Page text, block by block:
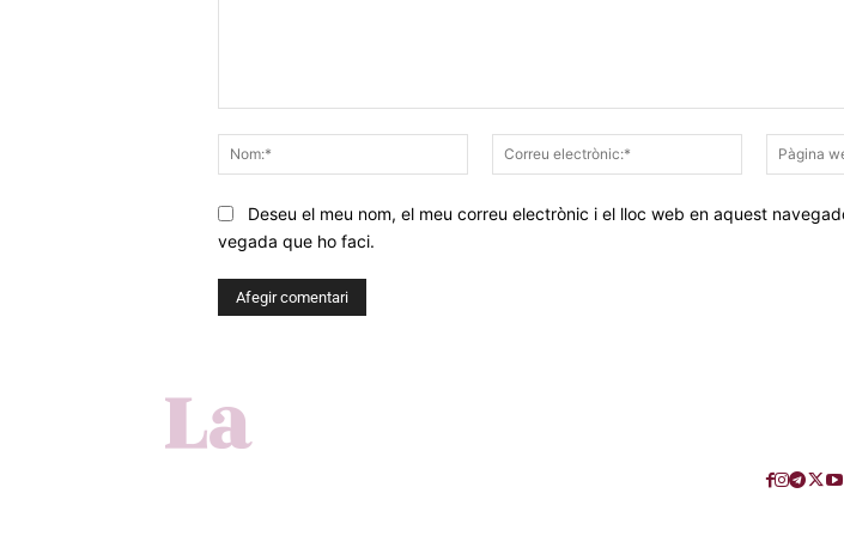
Nom:*
Correu
electrònic:*
Deseu el meu nom, el meu correu electrònic i el lloc web en aquest
vegada que ho faci.